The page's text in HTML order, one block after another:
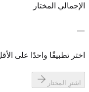
الإجمالي المختار
—
اختر تطبيقًا واحدًا على
اشترِ المختار